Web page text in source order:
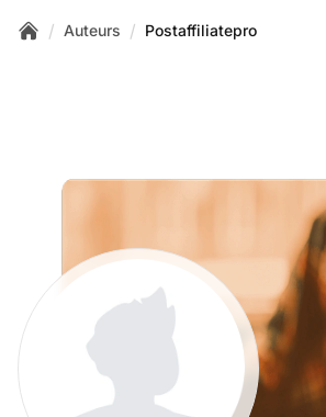
/ Auteurs / Postaffiliatepro